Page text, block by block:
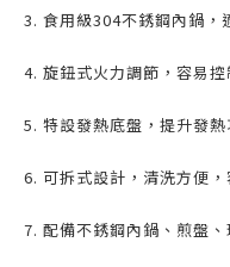
3. 食用級304不銹鋼內鍋，
4. 旋鈕式火力調節，容易
5. 特設發熱底盤，提升發熱
6. 可拆式設計，清洗方便
7. 配備不銹鋼內鍋、煎盤、